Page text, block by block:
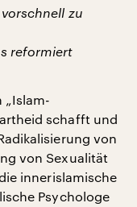
zu
reformiert
„Islam-
schafft und
von
von Sexualität
innerislamische
Psychologe